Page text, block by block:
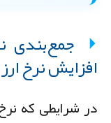
جمع‌بندی
نرخ ارز
شرایطی که نرخ